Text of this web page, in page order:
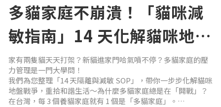
多貓家庭不崩潰！「貓咪減
敏指南」14 天化解貓咪地盤
戰爭
家有兩隻貓天天打架？新貓進家門哈氣噴不停？多貓家庭的壓
力管理是一門大學問！
我們為您整理「14 天隔離與減敏 SOP」，帶你一步步化解貓咪
地盤戰爭，重拾和諧生活～為什麼多貓家庭總是在「開戰」？
在台灣，每 3 個養貓家庭就有 1 個是「多貓家庭」。